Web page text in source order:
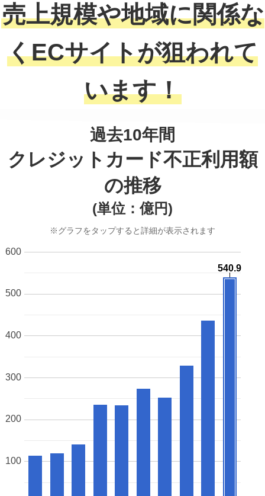
売上規模や地域に関係な
くECサイトが狙われて
います！
過去10年間
クレジットカード不正利用額
の推移
(単位：億円)
※グラフをタップすると詳細が表示されます
100
200
300
400
500
600
540.9
540.9